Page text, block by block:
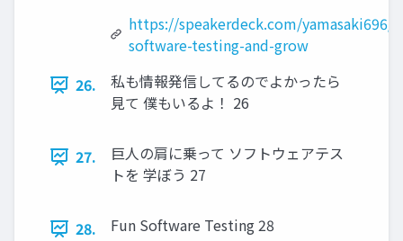
https://speakerdeck.com/yamasaki696/
software-testing-and-grow
26.
私も情報発信してるのでよかったら
見て 僕もいるよ！ 26
27.
巨人の肩に乗って ソフトウェアテス
トを 学ぼう 27
28. Fun Software Testing 28